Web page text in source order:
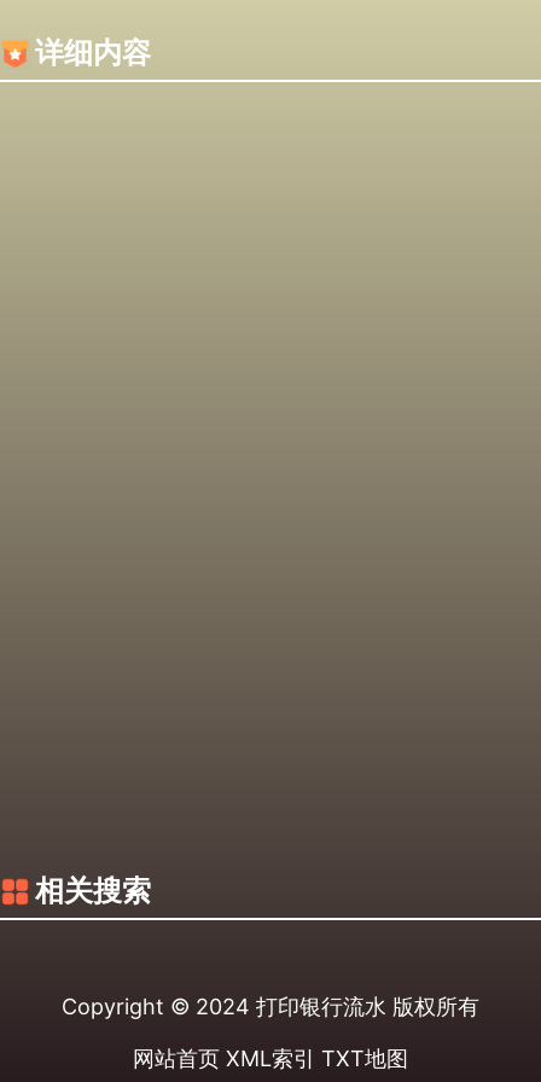
详细内容
相关搜索
Copyright © 2024 打印银行流水 版权所有
网站首页 XML索引 TXT地图